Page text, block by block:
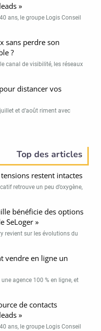
»
ans, le groupe Logis Conseil
sans perdre son
?
canal de visibilité, les réseaux
distancer vos
et d’août riment avec
Top des articles
restent intactes
retrouve un peu d’oxygène,
bénéficie des options
SeLoger »
revient sur les évolutions du
vendre en ligne un
agence 100 % en ligne, et
de contacts
»
ans, le groupe Logis Conseil